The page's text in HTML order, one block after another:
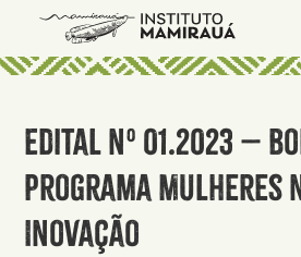
Edital nº 01.2023 –
Programa Mulheres
Inovação